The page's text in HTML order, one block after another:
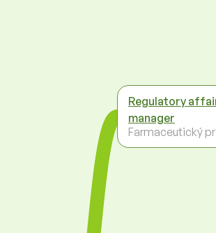
Regulatory
manager
Farmaceutický